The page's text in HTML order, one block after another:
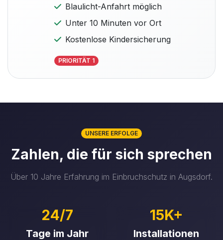
Blaulicht-Anfahrt möglich
Unter 10 Minuten vor Ort
Kostenlose Kindersicherung
PRIORITÄT 1
UNSERE ERFOLGE
Zahlen, die für sich sprechen
Über 10 Jahre Erfahrung im Einbruchschutz in Augsdorf.
24/7
Tage im Jahr
15K+
Installationen